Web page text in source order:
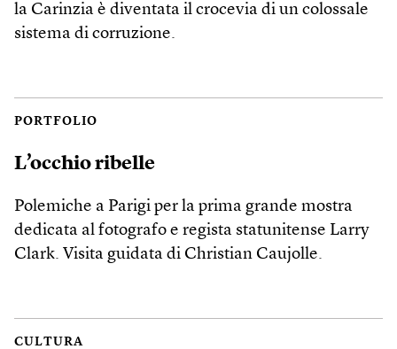
la Carinzia è diventata il crocevia di un colossale
sistema di corruzione.
PORTFOLIO
L’occhio ribelle
Polemiche a Parigi per la prima grande mostra
dedicata al fotografo e regista statunitense Larry
Clark. Visita guidata di Christian Caujolle.
CULTURA